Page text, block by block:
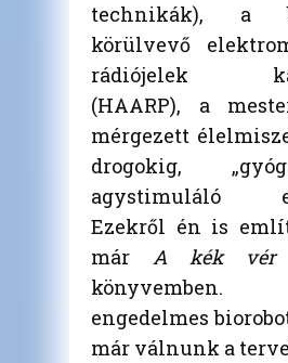
technikák), a
körülvevő
rádiójelek
(HAARP), a
mérgezett
drogokig,
agystimuláló
Ezekről én is
már A kék vér
engedelmes
már válnunk a